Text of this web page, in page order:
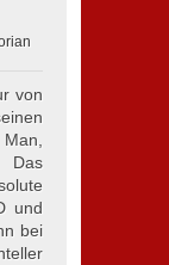
von
Das
und
bei